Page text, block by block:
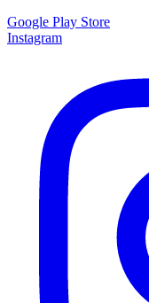
Google Play Store
Instagram